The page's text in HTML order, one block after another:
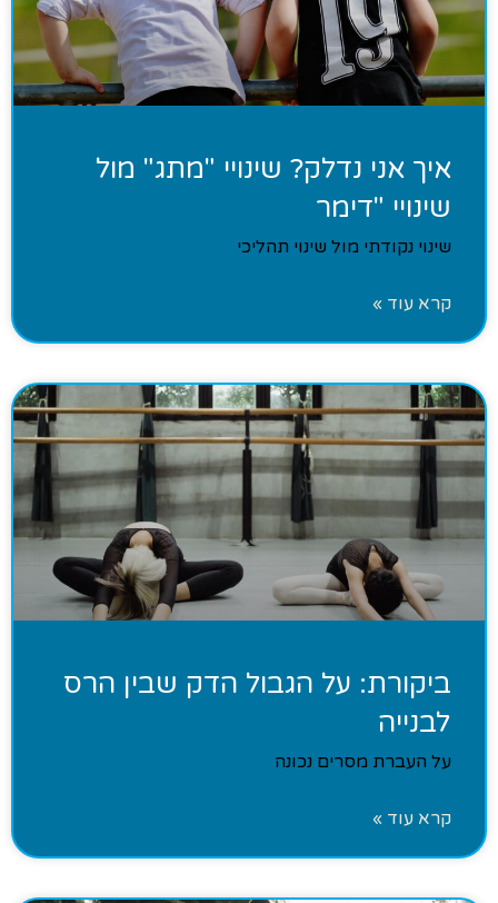
איך אני נדלק? שינויי "מתג" מול
שינויי "דימר
שינוי נקודתי מול שינוי תהליכי
קרא עוד »
ביקורת: על הגבול הדק שבין הרס
לבנייה
על העברת מסרים נכונה
קרא עוד »